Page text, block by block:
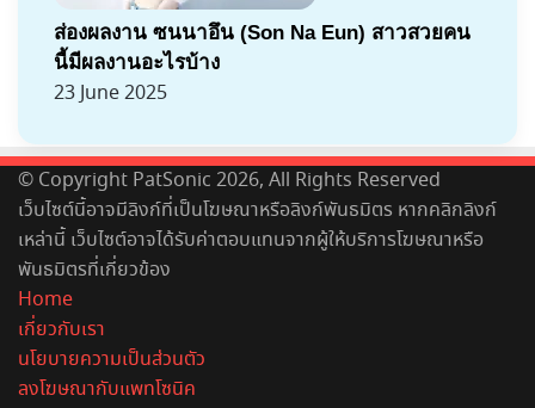
ส่องผลงาน ซนนาอึน (Son Na Eun) สาวสวยคน
นี้มีผลงานอะไรบ้าง
23 June 2025
© Copyright PatSonic 2026, All Rights Reserved
เว็บไซต์นี้อาจมีลิงก์ที่เป็นโฆษณาหรือลิงก์พันธมิตร หากคลิกลิงก์
เหล่านี้ เว็บไซต์อาจได้รับค่าตอบแทนจากผู้ให้บริการโฆษณาหรือ
พันธมิตรที่เกี่ยวข้อง
Home
เกี่ยวกับเรา
นโยบายความเป็นส่วนตัว
ลงโฆษณากับแพทโซนิค